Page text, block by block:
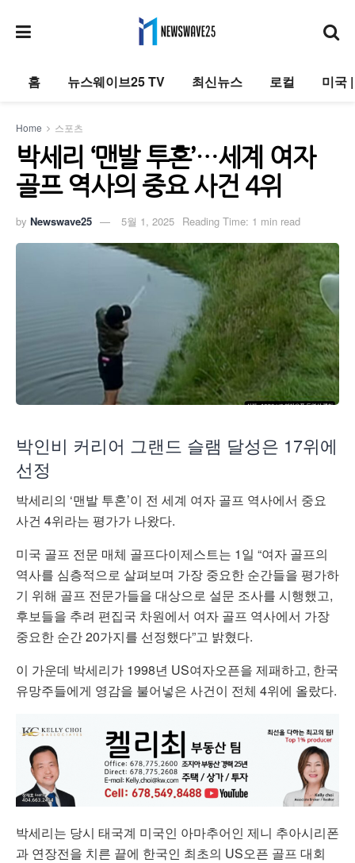
홈 뉴스웨이브25 TV 최신뉴스 로컬 미국
Home 스포츠
박세리 ‘맨발 투혼’…세계 여자
골프 역사의 중요 사건 4위
by Newswave25 5월 1, 2025 Reading Time: 1 min read
박인비 커리어 그랜드 슬램 달성은 17위에
선정
박세리의 ‘맨발 투혼’이 전 세계 여자 골프 역사에서 중요
사건 4위라는 평가가 나왔다.
미국 골프 전문 매체 골프다이제스트는 1일 “여자 골프의
역사를 심층적으로 살펴보며 가장 중요한 순간들을 평가하
기 위해 골프 전문가들을 대상으로 설문 조사를 시행했고,
후보들을 추려 편집국 차원에서 여자 골프 역사에서 가장
중요한 순간 20가지를 선정했다”고 밝혔다.
이 가운데 박세리가 1998년 US여자오픈을 제패하고, 한국
유망주들에게 영감을 불어넣은 사건이 전체 4위에 올랐다.
박세리는 당시 태국계 미국인 아마추어인 제니 추아시리폰
과 연장전을 치른 끝에 한국인 최초의 US오픈 골프 대회